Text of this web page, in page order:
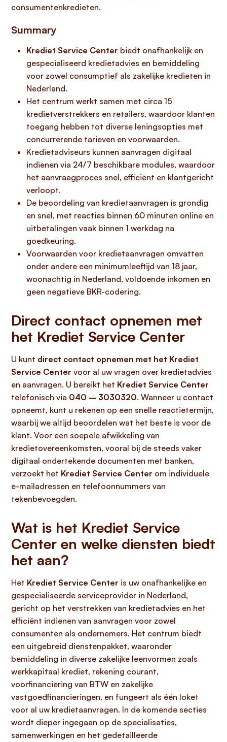
consumentenkredieten.
Summary
Krediet Service Center biedt onafhankelijk en
gespecialiseerd kredietadvies en bemiddeling
voor zowel consumptief als zakelijke kredieten in
Nederland.
Het centrum werkt samen met circa 15
kredietverstrekkers en retailers, waardoor klanten
toegang hebben tot diverse leningsopties met
concurrerende tarieven en voorwaarden.
Kredietadviseurs kunnen aanvragen digitaal
indienen via 24/7 beschikbare modules, waardoor
het aanvraagproces snel, efficiënt en klantgericht
verloopt.
De beoordeling van kredietaanvragen is grondig
en snel, met reacties binnen 60 minuten online en
uitbetalingen vaak binnen 1 werkdag na
goedkeuring.
Voorwaarden voor kredietaanvragen omvatten
onder andere een minimumleeftijd van 18 jaar,
woonachtig in Nederland, voldoende inkomen en
geen negatieve BKR-codering.
Direct contact opnemen met
het Krediet Service Center
U kunt direct contact opnemen met het Krediet
Service Center voor al uw vragen over kredietadvies
en aanvragen. U bereikt het Krediet Service Center
telefonisch via 040 – 3030320. Wanneer u contact
opneemt, kunt u rekenen op een snelle reactietermijn,
waarbij we altijd beoordelen wat het beste is voor de
klant. Voor een soepele afwikkeling van
kredietovereenkomsten, vooral bij de steeds vaker
digitaal ondertekende documenten met banken,
verzoekt het Krediet Service Center om individuele
e-mailadressen en telefoonnummers van
tekenbevoegden.
Wat is het Krediet Service
Center en welke diensten biedt
het aan?
Het Krediet Service Center is uw onafhankelijke en
gespecialiseerde serviceprovider in Nederland,
gericht op het verstrekken van kredietadvies en het
efficiënt indienen van aanvragen voor zowel
consumenten als ondernemers. Het centrum biedt
een uitgebreid dienstenpakket, waaronder
bemiddeling in diverse zakelijke leenvormen zoals
werkkapitaal krediet, rekening courant,
voorfinanciering van BTW en zakelijke
vastgoedfinancieringen, en fungeert als één loket
voor al uw kredietaanvragen. In de komende secties
wordt dieper ingegaan op de specialisaties,
samenwerkingen en het gedetailleerde